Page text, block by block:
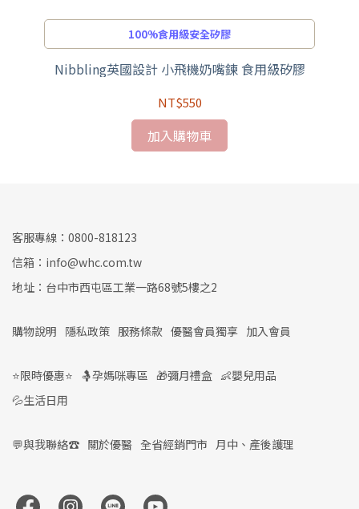
100%食用級安全矽膠
Nibbling英國設計 小飛機奶嘴鍊 食用級矽膠
NT$550
加入購物車
客服專線：0800-818123
信箱：info@whc.com.tw
地址：台中市西屯區工業一路68號5樓之2
購物說明 隱私政策 服務條款 優醫會員獨享 加入會員
⭐限時優惠⭐ 🤱孕媽咪專區 🎁彌月禮盒 👶嬰兒用品
💦生活日用
💬與我聯絡☎️ 關於優醫 全省經銷門市 月中、產後護理